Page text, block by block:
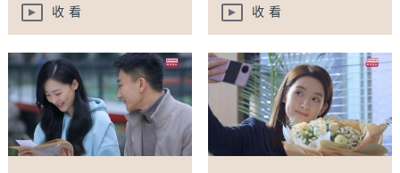
收看 收看